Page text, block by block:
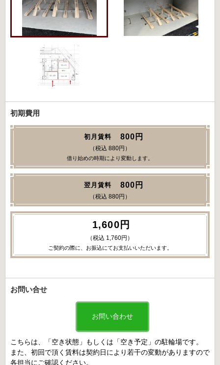
初期費用
初月賃料 800円
（税込 880円）
借り始めの時期により変動します。
翌月賃料 800円
（税込 880円）
1,600円
（税込 1,760円）
ご契約の際に、お振込にてお支払いいただいます。
お問い合せ
お問い合わせ
こちらは、「空き状態」もしくは「空き予定」の駐輪場です。
また、初回で頂く賃料は契約日により若干の変動がありますので
各担当にご確認ください。